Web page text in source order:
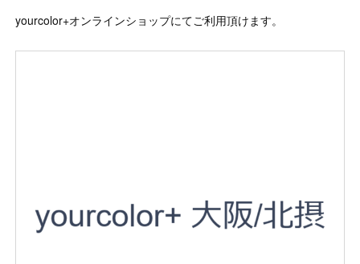
yourcolor+オンラインショップにてご利用頂けます。